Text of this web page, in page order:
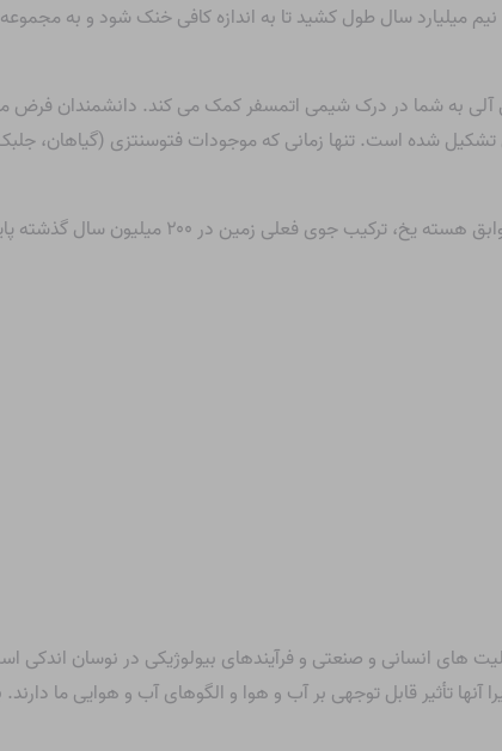
میلیارد سال طول کشید تا به اندازه کافی خنک شود و به
به شما در درک شیمی اتمسفر کمک می کند. دانشمندان فرض می
شده است. تنها زمانی که موجودات فتوسنتزی (گیاهان،
فعلی زمین در ۲۰۰ میلیون سال گذشته پایدار بوده است. جاری
های انسانی و صنعتی و فرآیندهای بیولوژیکی در نوسان
آنها تأثیر قابل توجهی بر آب و هوا و الگوهای آب و هوایی ما